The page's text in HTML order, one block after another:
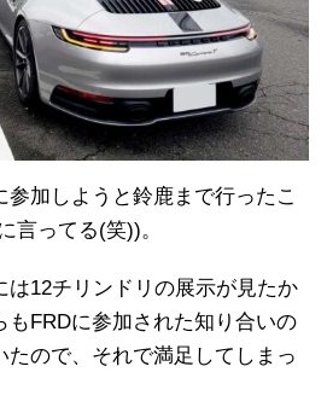
参加しようと鈴鹿まで行ったこ
言ってる(笑))。
は12チリンドリの展示が見たか
もFRDに参加された知り合いの
たので、それで満足してしまっ